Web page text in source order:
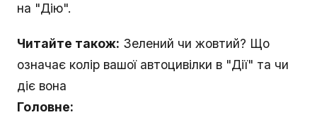
на "Дію".
Читайте також: Зелений чи жовтий? Що
означає колір вашої автоцивілки в "Дії" та чи
діє вона
Головне: